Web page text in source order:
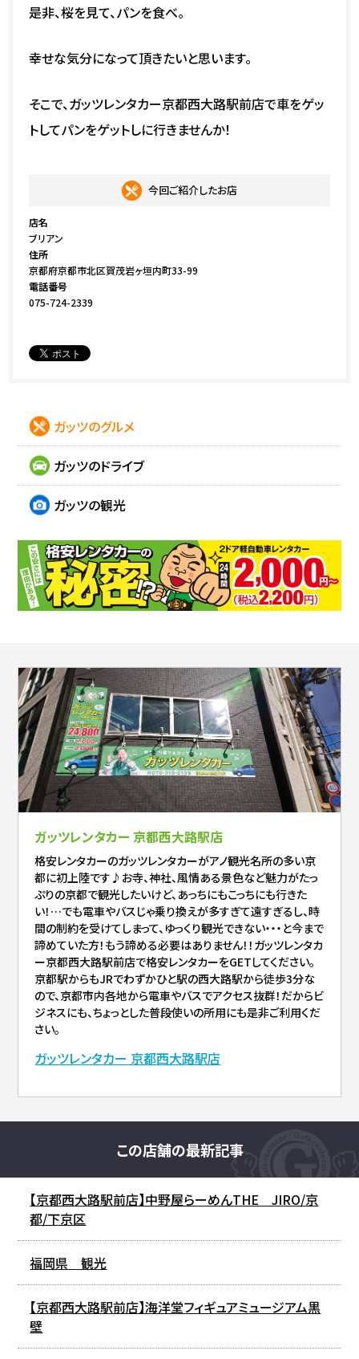
是非、桜を見て、パンを食べ。
幸せな気分になって頂きたいと思います。
そこで、ガッツレンタカー京都西大路駅前店で車をゲッ
トしてパンをゲットしに行きませんか！
今回ご紹介したお店
店名
ブリアン
住所
京都府京都市北区賀茂岩ヶ垣内町33-99
電話番号
075-724-2339
ガッツのグルメ
ガッツのドライブ
ガッツの観光
ガッツレンタカー 京都西大路駅店
格安レンタカーのガッツレンタカーがアノ観光名所の多い京
都に初上陸です♪お寺、神社、風情ある景色など魅力がたっ
ぷりの京都で観光したいけど、あっちにもこっちにも行きた
い！…でも電車やバスじゃ乗り換えが多すぎて遠すぎるし、時
間の制約を受けてしまって、ゆっくり観光できない・・・と今まで
諦めていた方！もう諦める必要はありません！！ガッツレンタカ
ー京都西大路駅前店で格安レンタカーをGETしてください。
京都駅からもJRでわずかひと駅の西大路駅から徒歩3分な
ので、京都市内各地から電車やバスでアクセス抜群！だからビ
ジネスにも、ちょっとした普段使いの所用にも是非ご利用くだ
さい。
ガッツレンタカー 京都西大路駅店
この店舗の最新記事
【京都西大路駅前店】中野屋らーめんTHE JIRO/京
都/下京区
福岡県 観光
【京都西大路駅前店】海洋堂フィギュアミュージアム黒
壁